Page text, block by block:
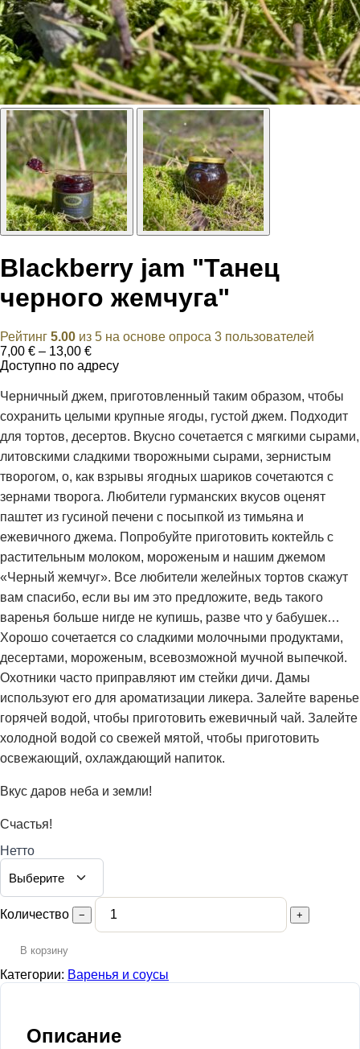
Blackberry jam "Танец
черного жемчуга"
Рейтинг 5.00 из 5 на основе опроса 3 пользователей
7,00 € – 13,00 €Диапазон
цен:
–
Доступно по адресу
Черничный джем, приготовленный таким образом, чтобы
сохранить целыми крупные ягоды, густой джем. Подходит
для тортов, десертов. Вкусно сочетается с мягкими сырами,
литовскими сладкими творожными сырами, зернистым
творогом, о, как взрывы ягодных шариков сочетаются с
зернами творога. Любители гурманских вкусов оценят
паштет из гусиной печени с посыпкой из тимьяна и
ежевичного джема. Попробуйте приготовить коктейль с
растительным молоком, мороженым и нашим джемом
«Черный жемчуг». Все любители желейных тортов скажут
вам спасибо, если вы им это предложите, ведь такого
варенья больше нигде не купишь, разве что у бабушек…
Хорошо сочетается со сладкими молочными продуктами,
десертами, мороженым, всевозможной мучной выпечкой.
Охотники часто приправляют им стейки дичи. Дамы
используют его для ароматизации ликера. Залейте варенье
горячей водой, чтобы приготовить ежевичный чай. Залейте
холодной водой со свежей мятой, чтобы приготовить
освежающий, охлаждающий напиток.
Вкус даров неба и земли!
Счастья!
Нетто
Количество − +
В корзину
Категории: Варенья и соусы
Описание